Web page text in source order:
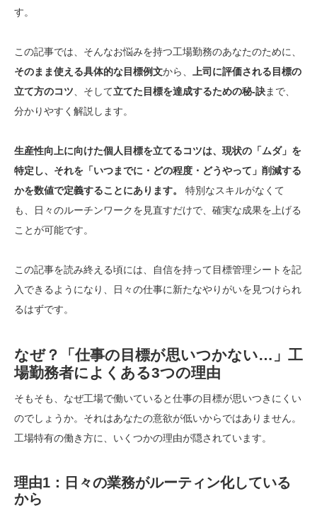
す。
この記事では、そんなお悩みを持つ工場勤務のあなたのために、
そのまま使える具体的な目標例文から、
上司に評価される目標の
立て方のコツ 、そして立てた目標を達成するための秘-訣まで、
分かりやすく解説します。
生産性向上に向けた個人目標を立てるコツは、現状の「ムダ」を
特定し、それを「いつまでに・どの程度・どうやって」削減する
かを数値で定義することにあります。
特別なスキルがなくて
も、日々のルーチンワークを見直すだけで、確実な成果を上げる
ことが可能です。
この記事を読み終える頃には、自信を持って目標管理シートを記
入できるようになり、日々の仕事に新たなやりがいを見つけられ
るはずです。
なぜ？「仕事の目標が思いつかない…」工
場勤務者によくある3つの理由
そもそも、なぜ工場で働いていると仕事の目標が思いつきにくい
のでしょうか。それはあなたの意欲が低いからではありません。
工場特有の働き方に、いくつかの理由が隠されています。
理由1：日々の業務がルーティン化している
から